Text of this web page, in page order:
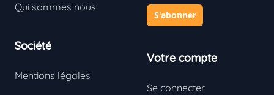
Qui sommes nous
Société
Mentions légales
S'abonner
Votre compte
Se connecter